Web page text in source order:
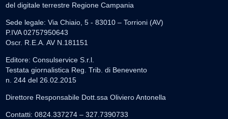
del digitale terrestre Regione Campania
Sede legale: Via Chiaio, 5 - 83010 – Torrioni (AV)
P.IVA 02757950643
Oscr. R.E.A. AV N.181151
Editore: Consulservice S.r.l.
Testata giornalistica Reg. Trib. di Benevento
n. 244 del 26.02.2015
Direttore Responsabile Dott.ssa Oliviero Antonella
Contatti: 0824.337274 – 327.7390733